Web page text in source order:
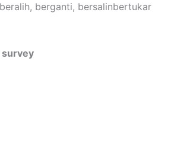
berganti, bersalinbertukar